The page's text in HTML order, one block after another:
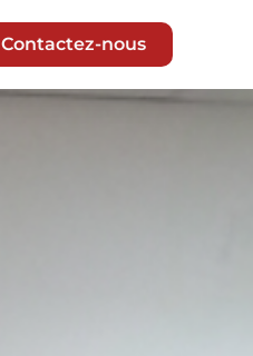
Contactez-nous